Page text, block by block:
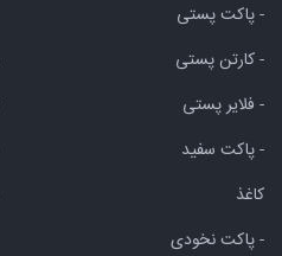
- پاکت پستی
- کارتن پستی
- فلایر پستی
- پاکت سفید
کاغذ
- پاکت نخودی